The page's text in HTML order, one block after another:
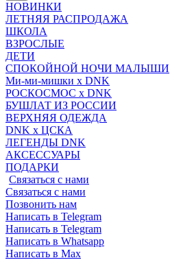
НОВИНКИ
ЛЕТНЯЯ РАСПРОДАЖА
ШКОЛА
ВЗРОСЛЫЕ
ДЕТИ
СПОКОЙНОЙ НОЧИ МАЛЫШИ
Ми-ми-мишки x DNK
РОСКОСМОС x DNK
БУШЛАТ ИЗ РОССИИ
ВЕРХНЯЯ ОДЕЖДА
DNK x ЦСКА
ЛЕГЕНДЫ DNK
АКСЕССУАРЫ
ПОДАРКИ
Связаться с нами
Связаться с нами
Позвонить нам
Написать в Telegram
Написать в Telegram
Написать в Whatsapp
Написать в Max